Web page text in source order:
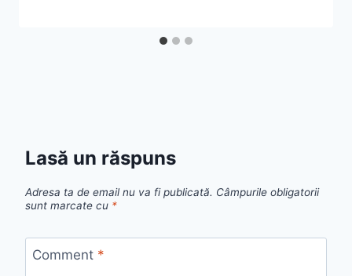
Lasă un răspuns
Adresa ta de email nu va fi publicată. Câmpurile obligatorii
sunt marcate cu *
Comment *